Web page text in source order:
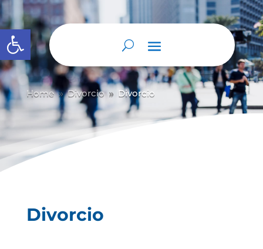
Abrir barra de herramientas
Home 9 Divorcio 9 Divorcio
Divorcio